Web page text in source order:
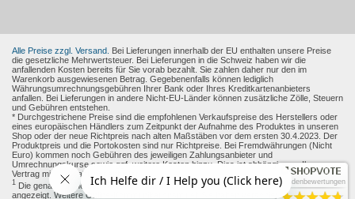
Alle Preise zzgl. Versand. Bei Lieferungen innerhalb der EU enthalten unsere Preise
die gesetzliche Mehrwertsteuer. Bei Lieferungen in die Schweiz haben wir die
anfallenden Kosten bereits für Sie vorab bezahlt. Sie zahlen daher nur den im
Warenkorb ausgewiesenen Betrag. Gegebenenfalls können lediglich
Währungsumrechnungsgebühren Ihrer Bank oder Ihres Kreditkartenanbieters
anfallen. Bei Lieferungen in andere Nicht-EU-Länder können zusätzliche Zölle, Steuern
und Gebühren entstehen.
* Durchgestrichene Preise sind die empfohlenen Verkaufspreise des Herstellers oder
eines europäischen Händlers zum Zeitpunkt der Aufnahme des Produktes in unseren
Shop oder der neue Richtpreis nach alten Maßstäben vor dem ersten 30.4.2023. Der
Produktpreis und die Portokosten sind nur Richtpreise. Bei Fremdwährungen (Nicht
Euro) kommen noch Gebühren des jeweiligen Zahlungsanbieter und
Umrechnungskurse sowie ggf. weitere Kosten hinzu. Dies ist abhängig von Ihren
Vertrag mit den Zahlungsanbieter.
1 Die genaue Höhe des Rabattes wird Ihnen auf der Produkt-Seite und im Warenkorb
angezeigt. Weitere Online-Kommunikationsmittel: Sie haben verschiedene
Kundenbewertungen